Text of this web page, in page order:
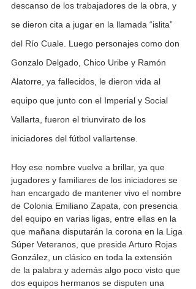
descanso de los trabajadores de la obra, y
se dieron cita a jugar en la llamada “islita”
del Río Cuale. Luego personajes como don
Gonzalo Delgado, Chico Uribe y Ramón
Alatorre, ya fallecidos, le dieron vida al
equipo que junto con el Imperial y Social
Vallarta, fueron el triunvirato de los
iniciadores del fútbol vallartense.
Hoy ese nombre vuelve a brillar, ya que
jugadores y familiares de los iniciadores se
han encargado de mantener vivo el nombre
de Colonia Emiliano Zapata, con presencia
del equipo en varias ligas, entre ellas en la
que mañana disputarán la corona en la Liga
Súper Veteranos, que preside Arturo Rojas
González, un clásico en toda la extensión
de la palabra y además algo poco visto que
dos equipos hermanos se disputen una